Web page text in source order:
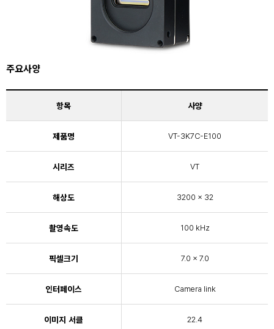
주요사양
항목 사양
제품명 VT-3K7C-E100
시리즈 VT
해상도 3200 × 32
촬영속도 100 kHz
픽셀크기 7.0 x 7.0
인터페이스 Camera link
이미지 서클 22.4